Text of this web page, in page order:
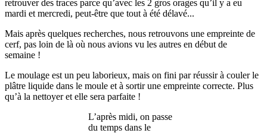
retrouver des traces parce qu’avec les 2 gros orages qu’il y a eu
mardi et mercredi, peut-être que tout à été délavé...
Mais après quelques recherches, nous retrouvons une empreinte de
cerf, pas loin de là où nous avions vu les autres en début de
semaine !
Le moulage est un peu laborieux, mais on fini par réussir à couler le
plâtre liquide dans le moule et à sortir une empreinte correcte. Plus
qu’à la nettoyer et elle sera parfaite !
L’après midi, on passe
du temps dans le